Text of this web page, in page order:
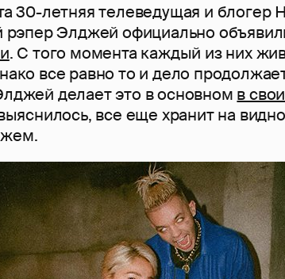
30-летняя телеведущая и блогер
рэпер Элджей официально
. С того момента каждый из них
все равно то и дело
делает это в основном в
все еще хранит на